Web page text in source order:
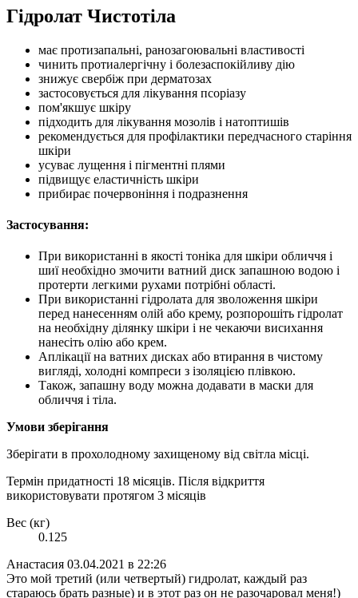
Гідролат Чистотіла
має протизапальні, ранозагоювальні властивості
чинить протиалергічну і болезаспокійливу дію
знижує свербіж при дерматозах
застосовується для лікування псоріазу
пом'якшує шкіру
підходить для лікування мозолів і натоптишів
рекомендується для профілактики передчасного старіння
шкіри
усуває лущення і пігментні плями
підвищує еластичність шкіри
прибирає почервоніння і подразнення
Застосування:
При використанні в якості тоніка для шкіри обличчя і
шиї необхідно змочити ватний диск запашною водою і
протерти легкими рухами потрібні області.
При використанні гідролата для зволоження шкіри
перед нанесенням олій або крему, розпорошіть гідролат
на необхідну ділянку шкіри і не чекаючи висихання
нанесіть олію або крем.
Аплікації на ватних дисках або втирання в чистому
вигляді, холодні компреси з ізоляцією плівкою.
Також, запашну воду можна додавати в маски для
обличчя і тіла.
Умови зберігання
Зберігати в прохолодному захищеному від світла місці.
Термін придатності 18 місяців. Після відкриття
використовувати протягом 3 місяців
Вес (кг)
0.125
Анастасия 03.04.2021 в 22:26
Это мой третий (или четвертый) гидролат, каждый раз
стараюсь брать разные) и в этот раз он не разочаровал меня!)